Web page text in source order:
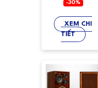
-30%
XEM CHI
TIẾT